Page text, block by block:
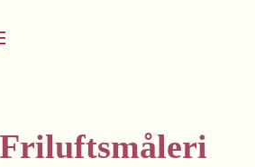
Friluftsmåleri